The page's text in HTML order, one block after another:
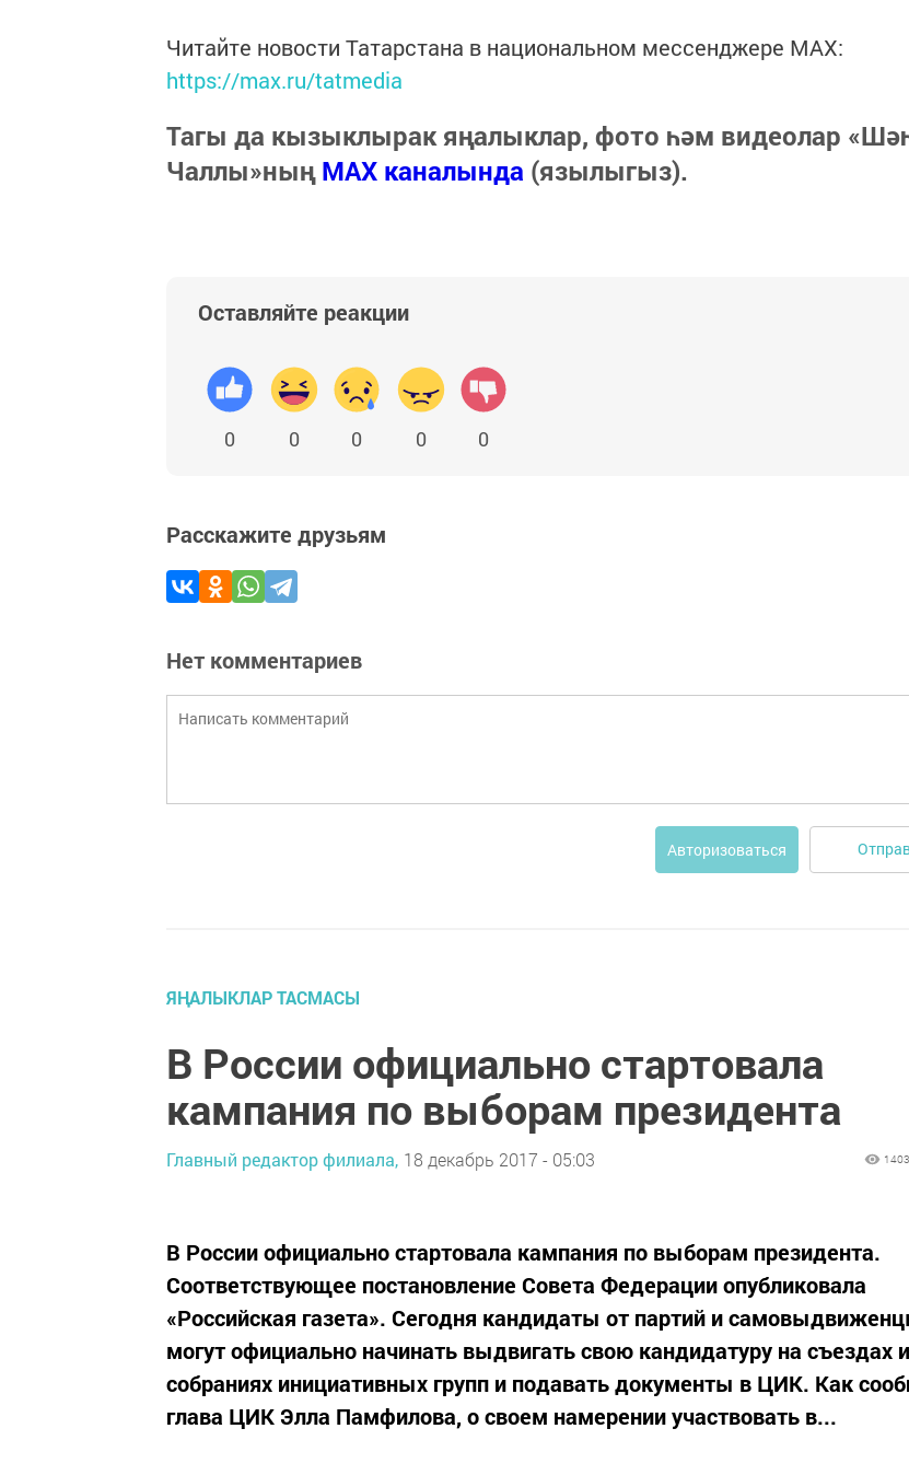
Читайте новости Татарстана в национальном мессенджере MАХ:
https://max.ru/tatmedia
Тагы да кызыклырак яңалыклар, фото һәм видеолар
Чаллы»ныңMAX каналында (язылыгыз).
Оставляйте реакции
0 0 0 0 0
Расскажите друзьям
Нет комментариев
Авторизоваться
ЯҢАЛЫКЛАР ТАСМАСЫ
В России официально стартовала
кампания по выборам президента
Главный редактор филиала, 18 декабрь 2017 - 05:03 1403
В России официально стартовала кампания по выборам президента.
Соответствующее постановление Совета Федерации опубликовала
«Российская газета». Сегодня кандидаты от партий и
могут официально начинать выдвигать свою кандидатуру на съездах
собраниях инициативных групп и подавать документы в ЦИК. Как
глава ЦИК Элла Памфилова, о своем намерении участвовать в...